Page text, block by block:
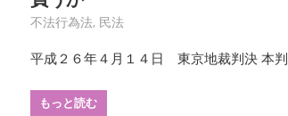
3月 26, 2020
HY
不法行為法, 民法
平成２６年４月１４日 東京地裁判決 本判
もっと読む